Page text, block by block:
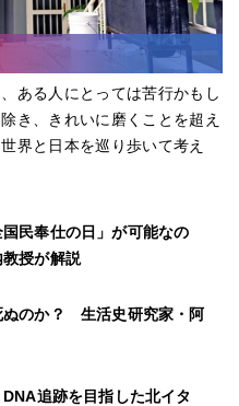
ある人にとっては苦行かもし
き、きれいに磨くことを超え
界と日本を巡り歩いて考え
民奉仕の日」が可能なの
授が解説
ぬのか？ 生活史研究家・阿
追跡を目指した北イタ